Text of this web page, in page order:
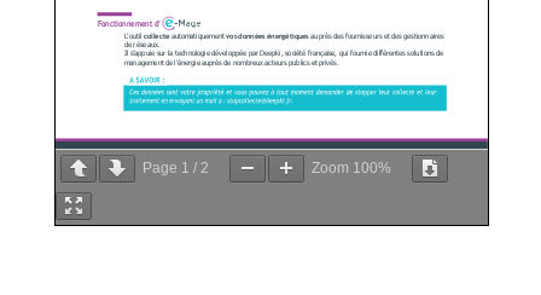
Page 1 / 2 Zoom 100%